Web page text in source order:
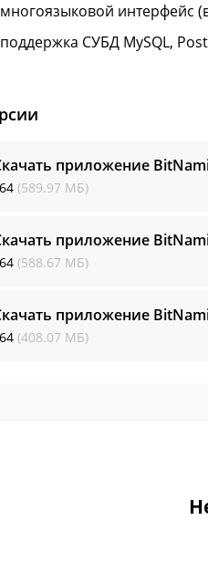
многоязыковой интерфейс
поддержка СУБД MySQL,
приложение
(589.97 МБ)
приложение
(588.67 МБ)
приложение
(408.07 МБ)